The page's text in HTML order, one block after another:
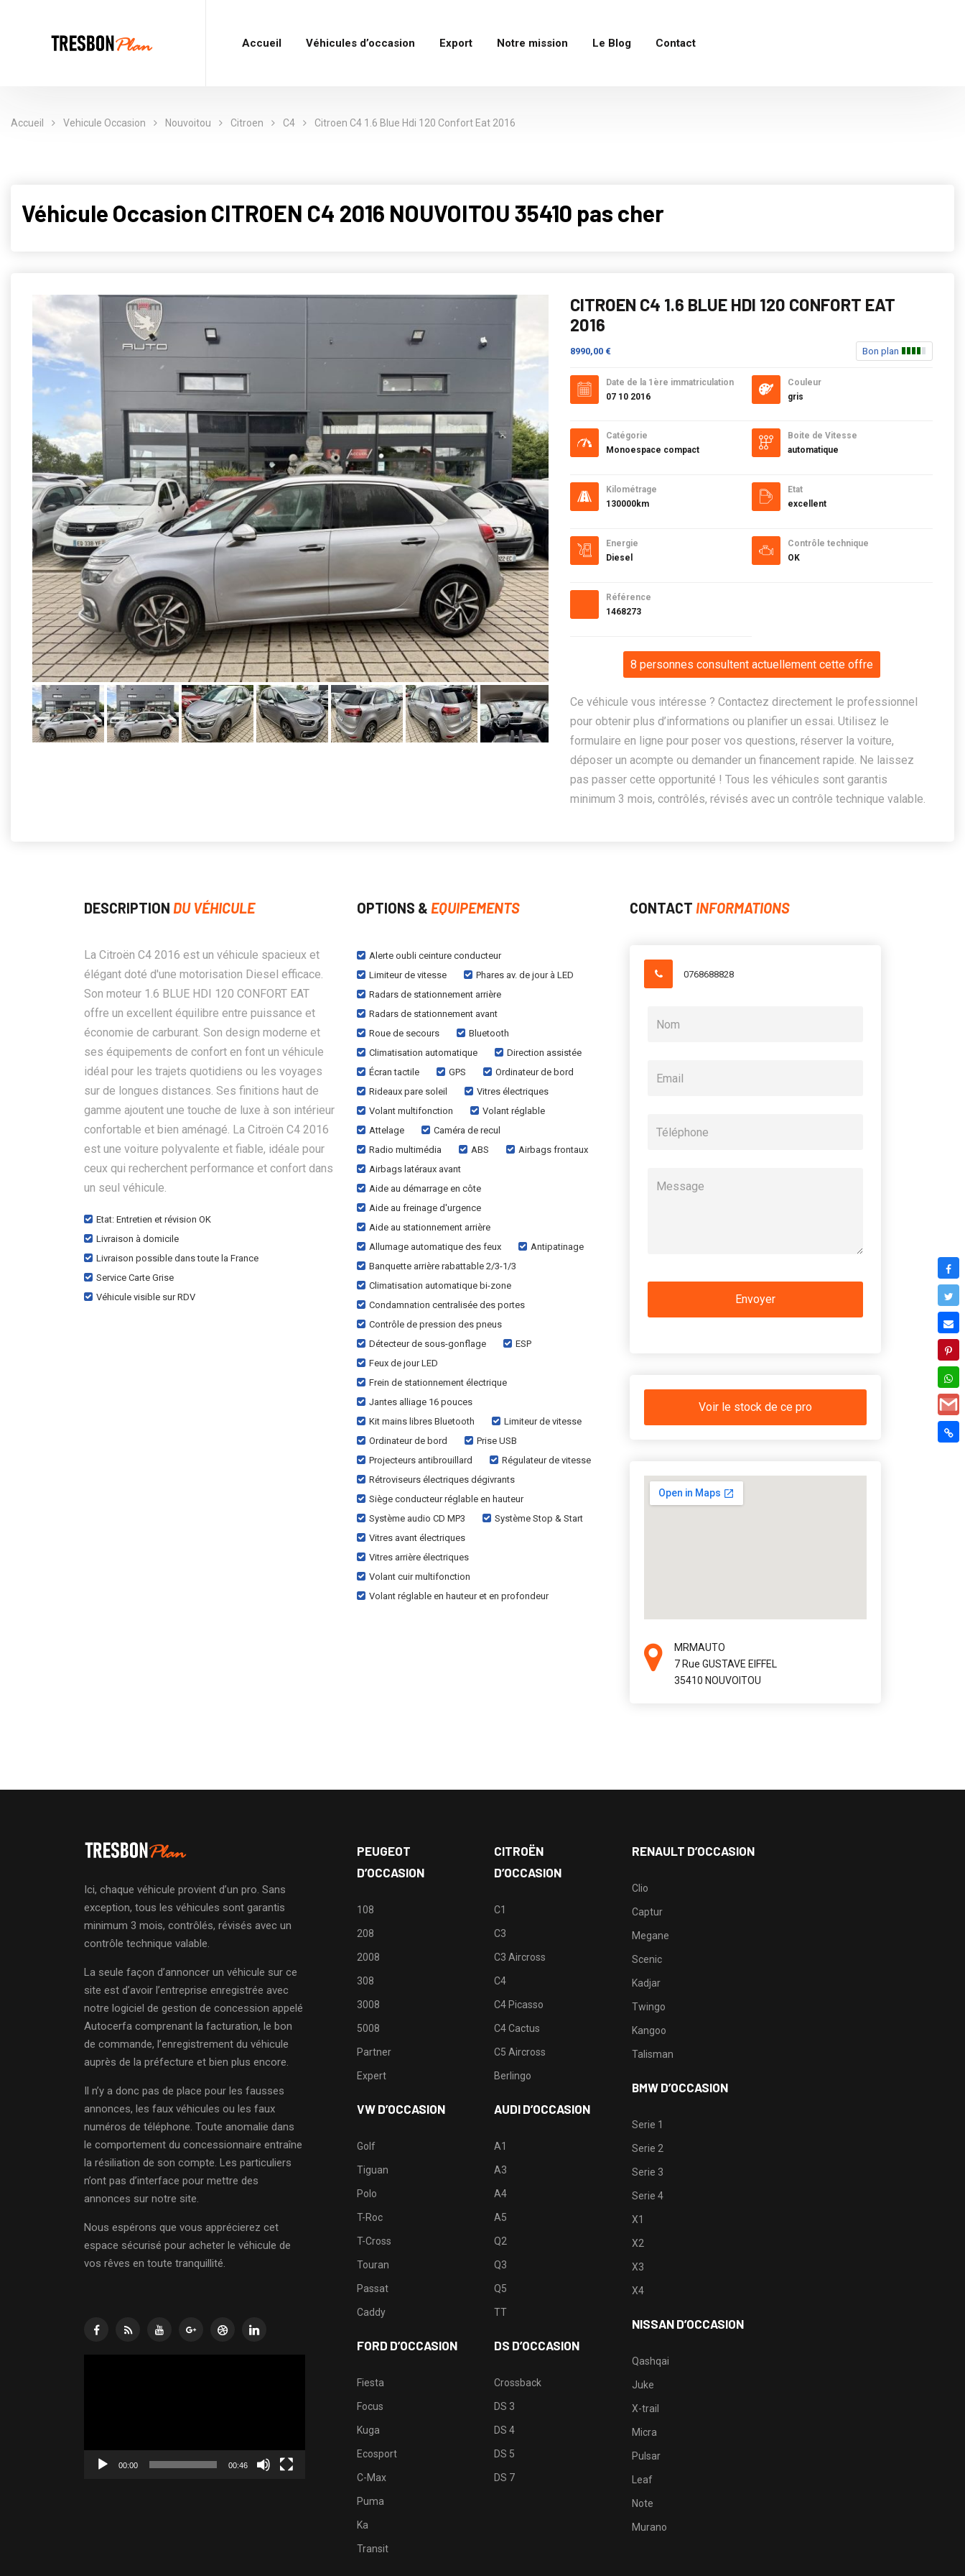
Accueil Véhicules d’occasion Export Notre mission Le Blog Contact
Accueil Vehicule Occasion Nouvoitou Citroen C4 Citroen C4 1.6 Blue Hdi 120 Confort Eat 2016
Véhicule Occasion CITROEN C4 2016 NOUVOITOU 35410 pas cher
CITROEN C4 1.6 BLUE HDI 120 CONFORT EAT
2016
8990,00 € Bon plan
Date de la 1ère immatriculation
07 10 2016
Catégorie
Monoespace compact
Kilométrage
130000km
Energie
Diesel
Référence
1468273
Couleur
gris
Boite de Vitesse
automatique
Etat
excellent
Contrôle technique
OK
8 personnes consultent actuellement cette offre
Ce véhicule vous intéresse ? Contactez directement le professionnel
pour obtenir plus d’informations ou planifier un essai. Utilisez le
formulaire en ligne pour poser vos questions, réserver la voiture,
déposer un acompte ou demander un financement rapide. Ne laissez
pas passer cette opportunité ! Tous les véhicules sont garantis
minimum 3 mois, contrôlés, révisés avec un contrôle technique valable.
DESCRIPTION DU VÉHICULE
La Citroën C4 2016 est un véhicule spacieux et
élégant doté d'une motorisation Diesel efficace.
Son moteur 1.6 BLUE HDI 120 CONFORT EAT
offre un excellent équilibre entre puissance et
économie de carburant. Son design moderne et
ses équipements de confort en font un véhicule
idéal pour les trajets quotidiens ou les voyages
sur de longues distances. Ses finitions haut de
gamme ajoutent une touche de luxe à son intérieur
confortable et bien aménagé. La Citroën C4 2016
est une voiture polyvalente et fiable, idéale pour
ceux qui recherchent performance et confort dans
un seul véhicule.
Etat: Entretien et révision OK
Livraison à domicile
Livraison possible dans toute la France
Service Carte Grise
Véhicule visible sur RDV
OPTIONS & EQUIPEMENTS
Alerte oubli ceinture conducteur
Limiteur de vitesse
Phares av. de jour à LED
Radars de stationnement arrière
Radars de stationnement avant
Roue de secours
Bluetooth
Climatisation automatique
Direction assistée
Écran tactile
GPS
Ordinateur de bord
Rideaux pare soleil
Vitres électriques
Volant multifonction
Volant réglable
Attelage
Caméra de recul
Radio multimédia
ABS
Airbags frontaux
Airbags latéraux avant
Aide au démarrage en côte
Aide au freinage d'urgence
Aide au stationnement arrière
Allumage automatique des feux
Antipatinage
Banquette arrière rabattable 2/3-1/3
Climatisation automatique bi-zone
Condamnation centralisée des portes
Contrôle de pression des pneus
Détecteur de sous-gonflage
ESP
Feux de jour LED
Frein de stationnement électrique
Jantes alliage 16 pouces
Kit mains libres Bluetooth
Limiteur de vitesse
Ordinateur de bord
Prise USB
Projecteurs antibrouillard
Régulateur de vitesse
Rétroviseurs électriques dégivrants
Siège conducteur réglable en hauteur
Système audio CD MP3
Système Stop & Start
Vitres avant électriques
Vitres arrière électriques
Volant cuir multifonction
Volant réglable en hauteur et en profondeur
CONTACT INFORMATIONS
0768688828
Voir le stock de ce pro
MRMAUTO
7 Rue GUSTAVE EIFFEL
35410 NOUVOITOU
Ici, chaque véhicule provient d’un pro. Sans
exception, tous les véhicules sont garantis
minimum 3 mois, contrôlés, révisés avec un
contrôle technique valable.
La seule façon d’annoncer un véhicule sur ce
site est d’avoir l’entreprise enregistrée avec
notre logiciel de gestion de concession appelé
Autocerfa comprenant la facturation, le bon
de commande, l’enregistrement du véhicule
auprès de la préfecture et bien plus encore.
Il n’y a donc pas de place pour les fausses
annonces, les faux véhicules ou les faux
numéros de téléphone. Toute anomalie dans
le comportement du concessionnaire entraîne
la résiliation de son compte. Les particuliers
n’ont pas d’interface pour mettre des
annonces sur notre site.
Nous espérons que vous apprécierez cet
espace sécurisé pour acheter le véhicule de
vos rêves en toute tranquillité.
00:00 00:46
PEUGEOT
D’OCCASION
108
208
2008
308
3008
5008
Partner
Expert
VW D’OCCASION
Golf
Tiguan
Polo
T-Roc
T-Cross
Touran
Passat
Caddy
FORD D’OCCASION
Fiesta
Focus
Kuga
Ecosport
C-Max
Puma
Ka
Transit
CITROËN
D’OCCASION
C1
C3
C3 Aircross
C4
C4 Picasso
C4 Cactus
C5 Aircross
Berlingo
AUDI D’OCCASION
A1
A3
A4
A5
Q2
Q3
Q5
TT
DS D’OCCASION
Crossback
DS 3
DS 4
DS 5
DS 7
RENAULT D’OCCASION
Clio
Captur
Megane
Scenic
Kadjar
Twingo
Kangoo
Talisman
BMW D’OCCASION
Serie 1
Serie 2
Serie 3
Serie 4
X1
X2
X3
X4
NISSAN D’OCCASION
Qashqai
Juke
X-trail
Micra
Pulsar
Leaf
Note
Murano